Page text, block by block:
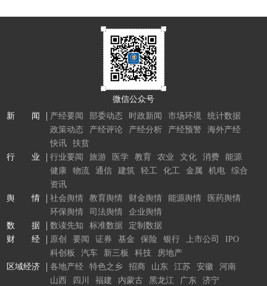
微信公众号
新 闻
产经要闻 部委动态 时政新闻 市场环境
统计数据
政策动态
产经评论 产经分析 产经预警
海外产经
快讯
扶贫
行 业
行业要闻 旅游 医学 教育 农业 文化 消费
能源
健康
物流 通信 建筑 轻工 化工 金属 机电
综合
资讯
舆 情
社会舆情 教育舆情 财金舆情 能源舆情
医药舆情
环保舆情
司法舆情
企业舆情
数 据
数读先知 标准数据
定制数据
财 经
原创 要闻 证券 基金 保险 银行 上市公司
IPO
科创板
汽车 新三板 科技
房地产
区域经济
各地产经 特色之乡 招商 山东 江苏 安徽
河南
山西
四川 福建 内蒙古 黑龙江 广东
济宁